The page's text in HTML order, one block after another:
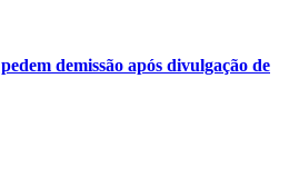
demissão após divulgação de